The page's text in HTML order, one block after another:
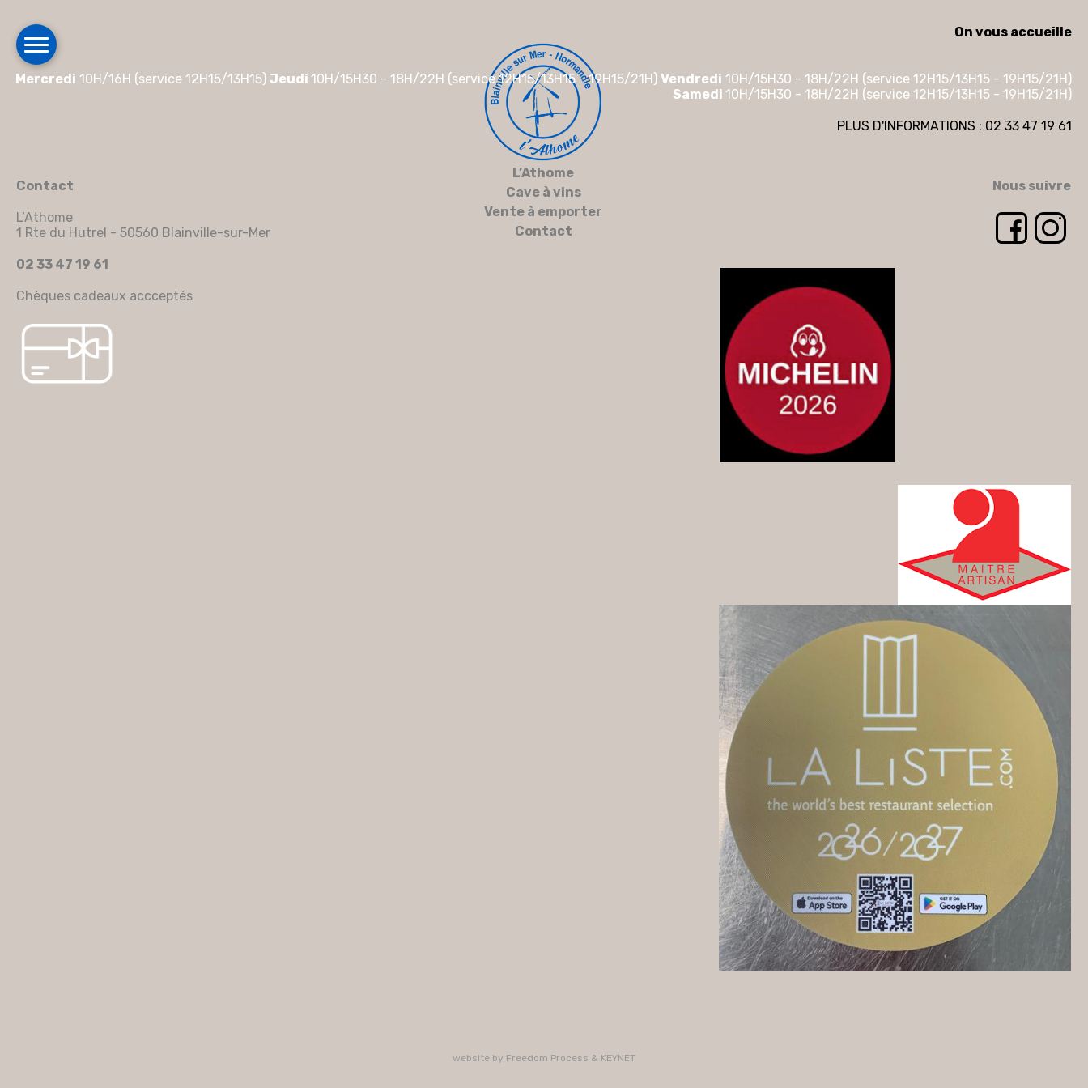
On vous accueille
Mercredi 10H/16H (service 12H15/13H15) Jeudi 10H/15H30 - 18H/22H (service 12H15/13H15 - 19H15/21H) Vendredi 10H/15H30 - 18H/22H (service 12H15/13H15 - 19H15/21H)
Samedi 10H/15H30 - 18H/22H (service 12H15/13H15 - 19H15/21H)
PLUS D'INFORMATIONS : 02 33 47 19 61
Contact
L’Athome
1 Rte du Hutrel - 50560 Blainville-sur-Mer
02 33 47 19 61
Chèques cadeaux accceptés
L’Athome
Cave à vins
Vente à emporter
Contact
Nous suivre
website by Freedom Process & KEYNET